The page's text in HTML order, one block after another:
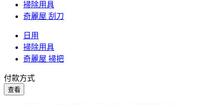
掃除用具
奇麗屋 刮刀
日用
掃除用具
奇麗屋 掃把
付款方式
查看